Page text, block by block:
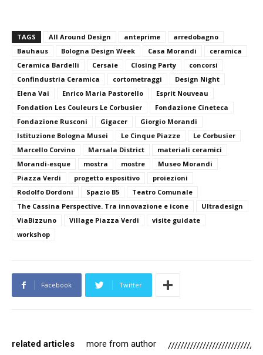
TAGS All Around Design anteprime
arredobagno
Bauhaus
Bologna Design Week Casa Morandi
ceramica
Ceramica Bardelli
Cersaie Closing Party
concorsi
Confindustria Ceramica
cortometraggi
Design Night
Elena Vai
Enrico Maria Pastorello
Esprit Nouveau
Fondation Les Couleurs Le Corbusier
Fondazione Cineteca
Fondazione Rusconi
Gigacer
Giorgio Morandi
Istituzione Bologna Musei
Le Cinque Piazze
Le Corbusier
Marcello Corvino
Marsala District
materiali ceramici
Morandi-esque
mostra mostre
Museo Morandi
Piazza Verdi
progetto espositivo
proiezioni
Rodolfo Dordoni
Spazio B5
Teatro Comunale
The Cassina Perspective. Tra innovazione e icone
Ultradesign
ViaBizzuno
Village Piazza Verdi
visite guidate
workshop
Facebook Twitter
related articles more from author